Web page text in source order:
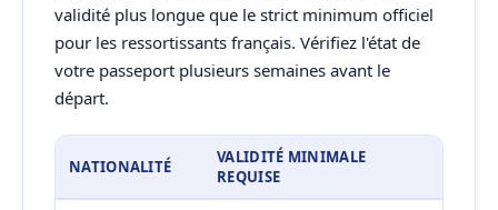
validité plus longue que le strict minimum officiel
pour les ressortissants français. Vérifiez l'état de
votre passeport plusieurs semaines avant le
départ.
NATIONALITÉ
VALIDITÉ MINIMALE
REQUISE